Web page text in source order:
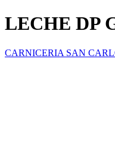
LECHE DP
CARNICERIA SAN